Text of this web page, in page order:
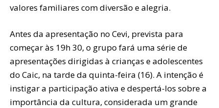
valores familiares com diversão e alegria.
Antes da apresentação no Cevi, prevista para
começar às 19h 30, o grupo fará uma série de
apresentações dirigidas à crianças e adolescentes
do Caic, na tarde da quinta-feira (16). A intenção é
instigar a participação ativa e despertá-los sobre a
importância da cultura, considerada um grande